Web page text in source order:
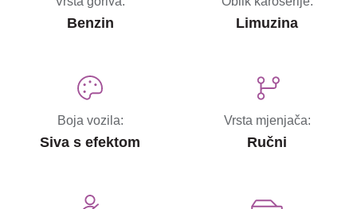
Benzin Limuzina
Boja vozila:
Siva s efektom
Vrsta mjenjača:
Ručni